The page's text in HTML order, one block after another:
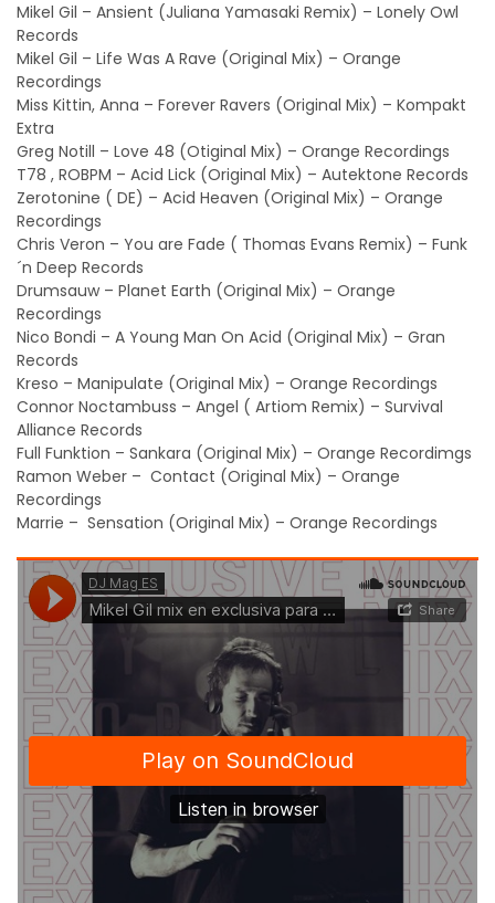
Mikel Gil – Ansient (Juliana Yamasaki Remix) – Lonely Owl
Records
Mikel Gil – Life Was A Rave (Original Mix) – Orange
Recordings
Miss Kittin, Anna – Forever Ravers (Original Mix) – Kompakt
Extra
Greg Notill – Love 48 (Otiginal Mix) – Orange Recordings
T78 , ROBPM – Acid Lick (Original Mix) – Autektone Records
Zerotonine ( DE) – Acid Heaven (Original Mix) – Orange
Recordings
Chris Veron – You are Fade ( Thomas Evans Remix) – Funk
´n Deep Records
Drumsauw – Planet Earth (Original Mix) – Orange
Recordings
Nico Bondi – A Young Man On Acid (Original Mix) – Gran
Records
Kreso – Manipulate (Original Mix) – Orange Recordings
Connor Noctambuss – Angel ( Artiom Remix) – Survival
Alliance Records
Full Funktion – Sankara (Original Mix) – Orange Recordimgs
Ramon Weber – Contact (Original Mix) – Orange
Recordings
Marrie – Sensation (Original Mix) – Orange Recordings